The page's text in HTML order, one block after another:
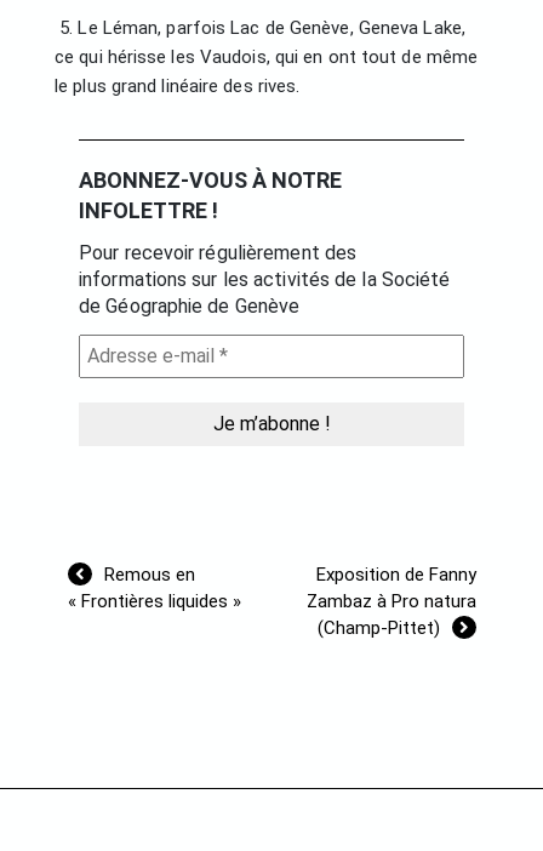
5. Le Léman, parfois Lac de Genève, Geneva Lake,
ce qui hérisse les Vaudois, qui en ont tout de même
le plus grand linéaire des rives.
ABONNEZ-VOUS À NOTRE
INFOLETTRE !
Pour recevoir régulièrement des
informations sur les activités de la Société
de Géographie de Genève
Navigation
de
Remous en
« Frontières liquides »
Exposition de Fanny
Zambaz à Pro natura
(Champ-Pittet)